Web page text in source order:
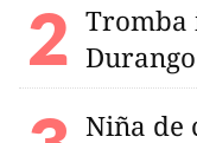
Tromba
Durango
Niña de